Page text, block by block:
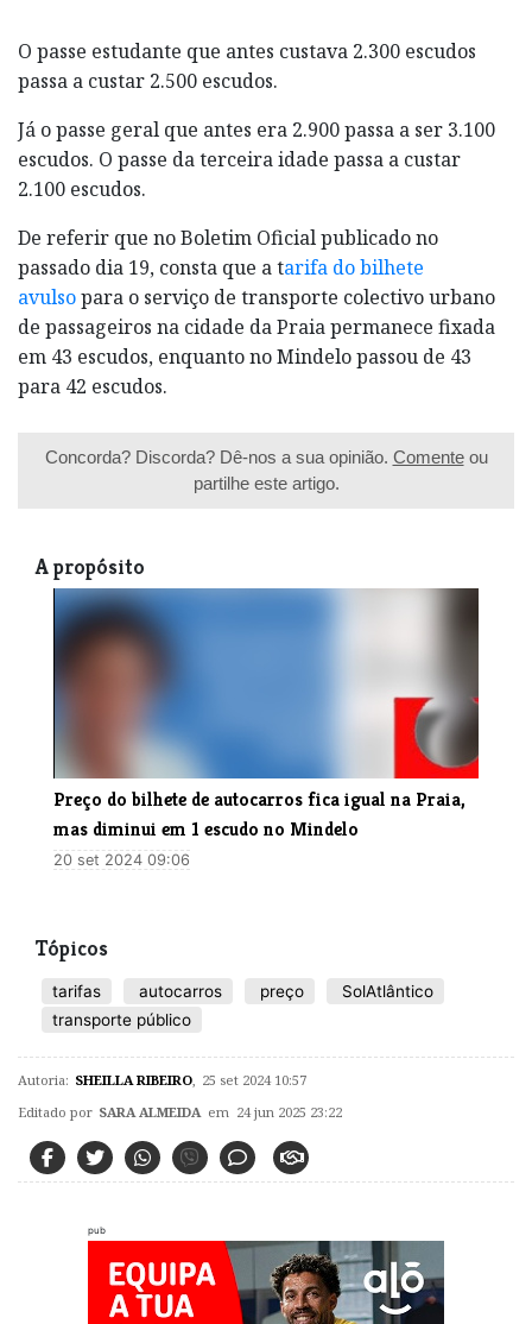
O passe estudante que antes custava 2.300 escudos
passa a custar 2.500 escudos.
Já o passe geral que antes era 2.900 passa a ser 3.100
escudos. O passe da terceira idade passa a custar
2.100 escudos.
De referir que no Boletim Oficial publicado no
passado dia 19, consta que a tarifa do bilhete
avulsopara o serviço de transporte colectivo urbano
de passageiros na cidade da Praia permanece fixada
em 43 escudos, enquanto no Mindelo passou de 43
para 42 escudos.
Concorda? Discorda? Dê-nos a sua opinião. Comenteou
partilhe este artigo.
A propósito
Preço do bilhete de autocarros fica igual na Praia,
mas diminui em 1 escudo no Mindelo
20 set 2024 09:06
Tópicos
tarifas autocarros preço
SolAtlântico
transporte público
Autoria: SHEILLA RIBEIRO 25 set 2024 10:57
Editado por SARA ALMEIDA em 24 jun 2025 23:22
pub